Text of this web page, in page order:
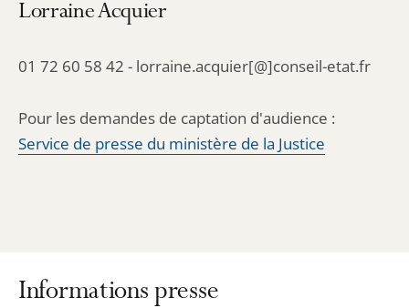
Lorraine Acquier
01 72 60 58 42 - lorraine.acquier[@]conseil-etat.fr
Pour les demandes de captation d'audience :
Service de presse du ministère de la Justice
Informations presse